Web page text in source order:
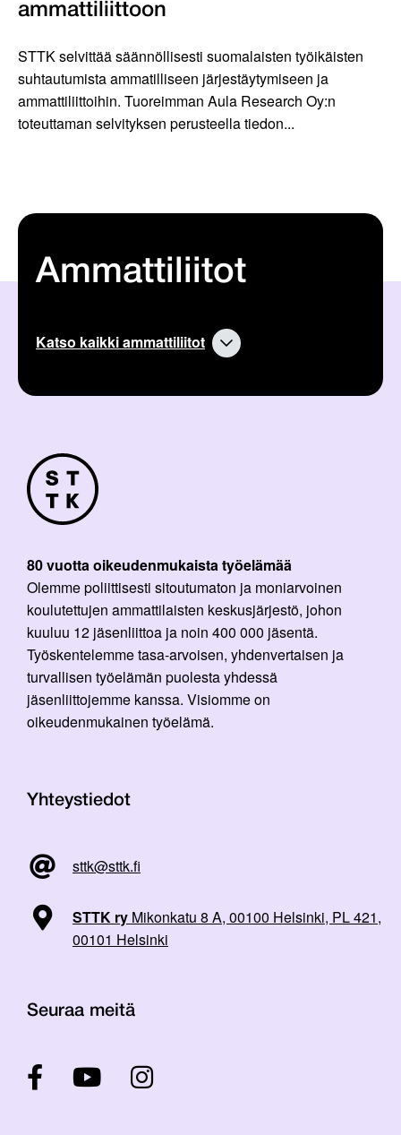
ammattiliittoon
STTK selvittää säännöllisesti suomalaisten työikäisten
suhtautumista ammatilliseen järjestäytymiseen ja
ammattiliittoihin. Tuoreimman Aula Research Oy:n
toteuttaman selvityksen perusteella tiedon...
Ammattiliitot
Katso kaikki ammattiliitot
80 vuotta oikeudenmukaista työelämää
Olemme poliittisesti sitoutumaton ja moniarvoinen
koulutettujen ammattilaisten keskusjärjestö, johon
kuuluu 12 jäsenliittoa ja noin 400 000 jäsentä.
Työskentelemme tasa-arvoisen, yhdenvertaisen ja
turvallisen työelämän puolesta yhdessä
jäsenliittojemme kanssa. Visiomme on
oikeudenmukainen työelämä.
Yhteystiedot
sttk@sttk.fi
STTK ry Mikonkatu 8 A, 00100 Helsinki, PL 421,
00101 Helsinki
Seuraa meitä